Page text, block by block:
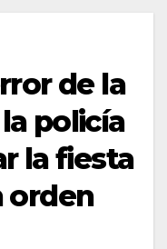
de la
policía
la fiesta
orden